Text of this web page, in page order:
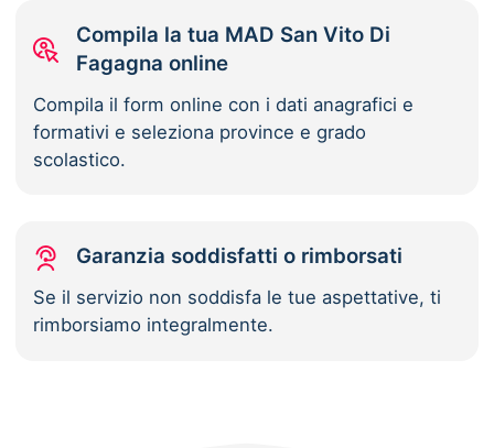
Compila la tua MAD San Vito Di
Fagagna online
Compila il form online con i dati anagrafici e
formativi e seleziona province e grado
scolastico.
Garanzia soddisfatti o rimborsati
Se il servizio non soddisfa le tue aspettative, ti
rimborsiamo integralmente.